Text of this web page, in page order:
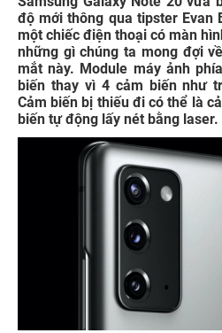
độ mới thông qua tipster Evan
một chiếc điện thoại có màn
những gì chúng ta mong đợi
mắt này. Module máy ảnh
biến thay vì 4 cảm biến như
Cảm biến bị thiếu đi có thể là
biến tự động lấy nét bằng laser.